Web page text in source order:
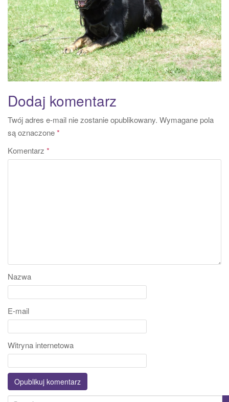
Dodaj komentarz
Twój adres e-mail nie zostanie opublikowany. Wymagane pola
są oznaczone*
Komentarz *
Nazwa
E-mail
Witryna internetowa